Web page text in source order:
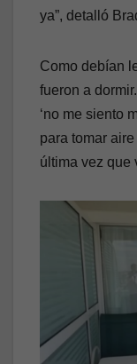
ya”, detalló
Como debían
fueron a
‘no me siento
para tomar aire
última vez que